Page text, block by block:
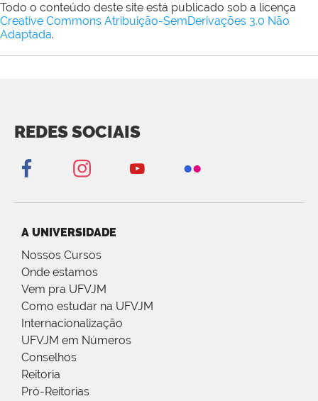
Todo o conteúdo deste site está publicado sob a licença
Creative Commons Atribuição-SemDerivações 3.0 Não
Adaptada.
REDES SOCIAIS
A UNIVERSIDADE
Nossos Cursos
Onde estamos
Vem pra UFVJM
Como estudar na UFVJM
Internacionalização
UFVJM em Números
Conselhos
Reitoria
Pró-Reitorias